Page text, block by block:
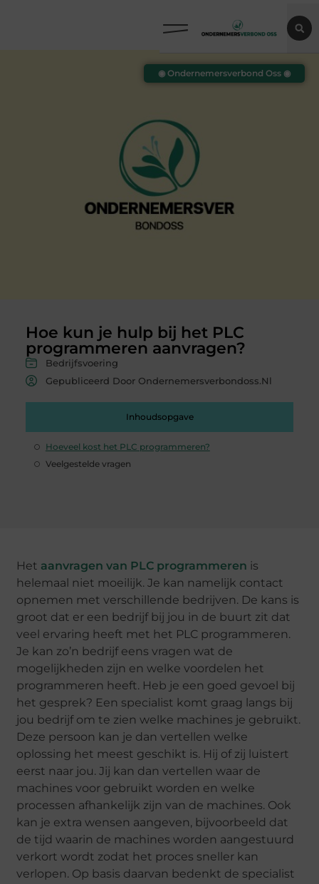
Hoe kun je hulp bij het PLC
programmeren aanvragen?
Bedrijfsvoering
Gepubliceerd Door Ondernemersverbondoss.nl
Inhoudsopgave
Hoeveel kost het PLC programmeren?
Veelgestelde vragen
◉ Ondernemersverbond Oss ◉
Het aanvragen van PLC programmeren is
helemaal niet moeilijk. Je kan namelijk contact
opnemen met verschillende bedrijven. De kans is
groot dat er een bedrijf bij jou in de buurt zit dat
veel ervaring heeft met het PLC programmeren.
Je kan zo’n bedrijf eens vragen wat de
mogelijkheden zijn en welke voordelen het
programmeren heeft. Heb je een goed gevoel bij
het gesprek? Een specialist komt graag langs bij
jou bedrijf om te zien welke machines je gebruikt.
Deze persoon kan je dan vertellen welke
oplossing het meest geschikt is. Hij of zij luistert
eerst naar jou. Jij kan dan vertellen waar de
machines voor gebruikt worden en welke
processen afhankelijk zijn van de machines. Ook
kan je extra wensen aangeven, bijvoorbeeld dat
de tijd waarin de machines worden aangestuurd
verkort wordt zodat het proces sneller kan
verlopen. Op basis daarvan bedenkt de specialist